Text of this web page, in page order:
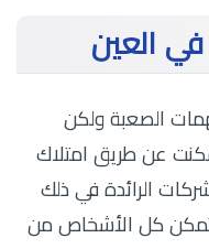
العين
الصعبة ولكن
عن طريق امتلاك
الرائدة في ذلك
كل الأشخاص من